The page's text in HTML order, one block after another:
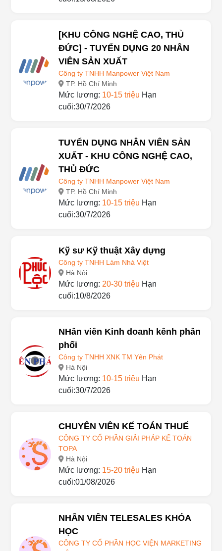
[KHU CÔNG NGHỆ CAO, THỦ
ĐỨC] - TUYỂN DỤNG 20 NHÂN
VIÊN SẢN XUẤT
Công ty TNHH Manpower Việt Nam
TP. Hồ Chí Minh
Mức lương:10-15 triệu
TUYỂN DỤNG NHÂN VIÊN SẢN
XUẤT - KHU CÔNG NGHỆ CAO,
THỦ ĐỨC
Công ty TNHH Manpower Việt Nam
TP. Hồ Chí Minh
Mức lương:10-15 triệu
Kỹ sư Kỹ thuật Xây dựng
Công ty TNHH Làm Nhà Việt
Hà Nội
Mức lương:20-30 triệu
NHân viên Kinh doanh kênh phân
phối
Công ty TNHH XNK TM Yên Phát
Hà Nội
Mức lương:10-15 triệu
CHUYÊN VIÊN KẾ TOÁN THUẾ
CÔNG TY CỔ PHẦN GIẢI PHÁP KẾ TOÁN
TOPA
Hà Nội
Mức lương:15-20 triệu
NHÂN VIÊN TELESALES KHÓA
HỌC